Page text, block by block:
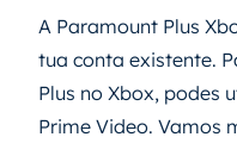
A Paramount Plus
tua conta existente.
Plus no Xbox, podes
Prime Video. Vamos